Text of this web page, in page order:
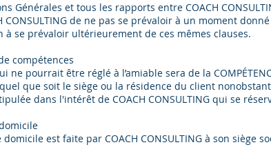
Générales et tous les rapports entre COACH
CONSULTING de ne pas se prévaloir à un moment
à se prévaloir ultérieurement de ces mêmes clauses.
compétences
ne pourrait être réglé à l’amiable sera de la
quel que soit le siège ou la résidence du client
dans l'intérêt de COACH CONSULTING qui se
domicile est faite par COACH CONSULTING à son siège